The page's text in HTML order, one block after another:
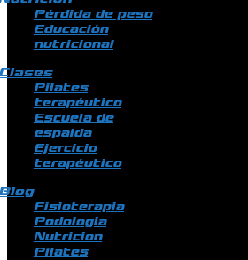
Pérdida de peso
Educación
nutricional
Pilates
terapéutico
Escuela de
espalda
Ejercicio
terapéutico
Fisioterapia
Podologia
Nutricion
Pilates